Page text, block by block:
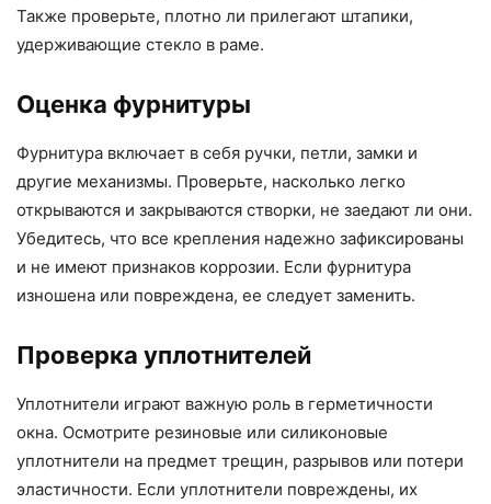
Также проверьте, плотно ли прилегают штапики,
удерживающие стекло в раме.
Оценка фурнитуры
Фурнитура включает в себя ручки, петли, замки и
другие механизмы. Проверьте, насколько легко
открываются и закрываются створки, не заедают ли они.
Убедитесь, что все крепления надежно зафиксированы
и не имеют признаков коррозии. Если фурнитура
изношена или повреждена, ее следует заменить.
Проверка уплотнителей
Уплотнители играют важную роль в герметичности
окна. Осмотрите резиновые или силиконовые
уплотнители на предмет трещин, разрывов или потери
эластичности. Если уплотнители повреждены, их